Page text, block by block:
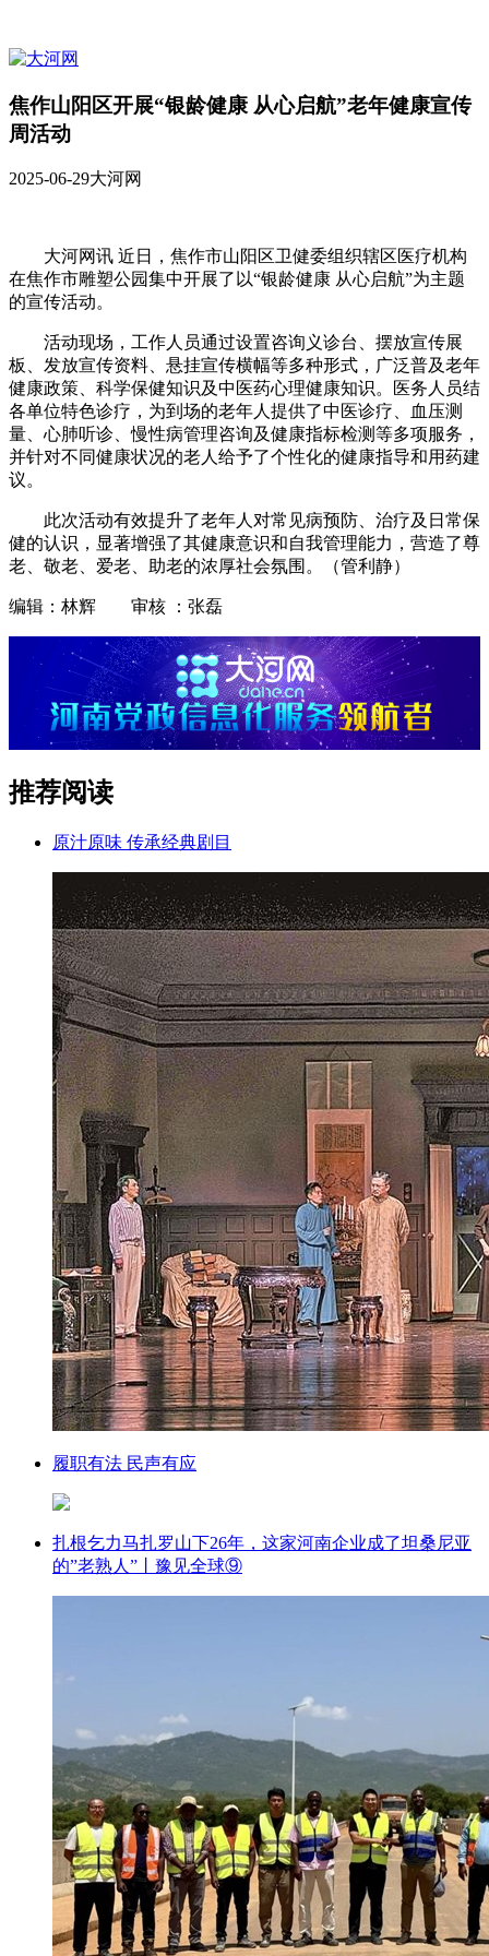
焦作山阳区开展“银龄健康 从心启航”老年健康宣传
周活动
2025-06-29大河网
大河网讯 近日，焦作市山阳区卫健委组织辖区医疗机构
在焦作市雕塑公园集中开展了以“银龄健康 从心启航”为主题
的宣传活动。
活动现场，工作人员通过设置咨询义诊台、摆放宣传展
板、发放宣传资料、悬挂宣传横幅等多种形式，广泛普及老年
健康政策、科学保健知识及中医药心理健康知识。医务人员结
各单位特色诊疗，为到场的老年人提供了中医诊疗、血压测
量、心肺听诊、慢性病管理咨询及健康指标检测等多项服务，
并针对不同健康状况的老人给予了个性化的健康指导和用药建
议。
此次活动有效提升了老年人对常见病预防、治疗及日常保
健的认识，显著增强了其健康意识和自我管理能力，营造了尊
老、敬老、爱老、助老的浓厚社会氛围。（管利静）
编辑：林辉 审核 ：张磊
推荐阅读
原汁原味 传承经典剧目
履职有法 民声有应
扎根乞力马扎罗山下26年，这家河南企业成了坦桑尼亚
的”老熟人”丨豫见全球⑨